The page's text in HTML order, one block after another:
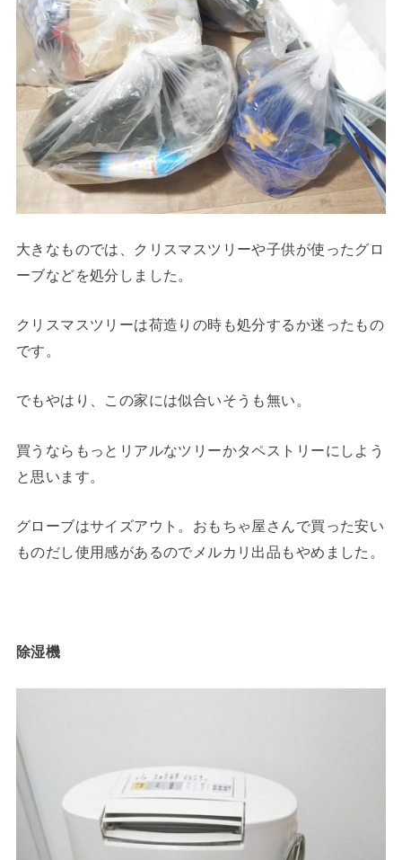
大きなものでは、クリスマスツリーや子供が使ったグロ
ーブなどを処分しました。
クリスマスツリーは荷造りの時も処分するか迷ったもの
です。
でもやはり、この家には似合いそうも無い。
買うならもっとリアルなツリーかタペストリーにしよう
と思います。
グローブはサイズアウト。おもちゃ屋さんで買った安い
ものだし使用感があるのでメルカリ出品もやめました。
除湿機